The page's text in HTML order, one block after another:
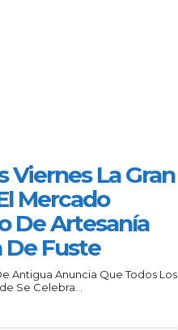
Viernes La Gran
Mercado
De Artesanía
De Fuste
Antigua Anuncia Que Todos Los
Se Celebra...